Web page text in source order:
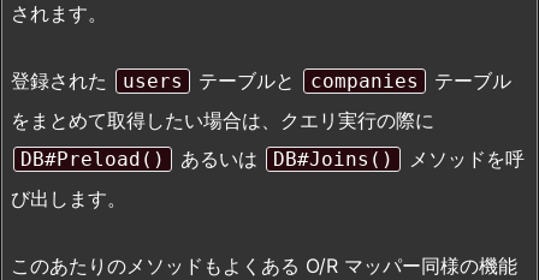
されます。
登録された users テーブルと companies
テーブル
をまとめて取得したい場合は、クエリ実行の際に
DB#Preload() あるいは DB#Joins()
メソッドを呼
び出します。
このあたりのメソッドもよくある O/R マッパー同様の機能